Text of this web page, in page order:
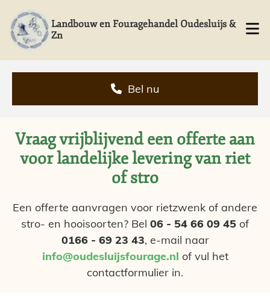
Landbouw en Fouragehandel Oudesluijs &
Zn
Bel nu
Vraag vrijblijvend een offerte aan
voor landelijke levering van riet
of stro
Een offerte aanvragen voor rietzwenk of andere
stro- en hooisoorten? Bel 06 - 54 66 09 45 of
0166 - 69 23 43, e-mail naar
info@oudesluijsfourage.nl of vul het
contactformulier in.